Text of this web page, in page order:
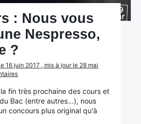
: Nous vous
Nespresso,
?
16 juin 2017 , mis à jour le 28 mai
fin très prochaine des cours et
Bac (entre autres...), nous
concours plus original qu'à